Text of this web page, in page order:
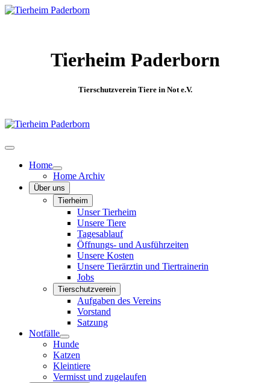
Tierheim Paderborn
Tierschutzverein Tiere in Not e.V.
Home
Home Archiv
Über uns
Tierheim
Unser Tierheim
Unsere Tiere
Tagesablauf
Öffnungs- und Ausführzeiten
Unsere Kosten
Unsere Tierärztin und Tiertrainerin
Jobs
Tierschutzverein
Aufgaben des Vereins
Vorstand
Satzung
Notfälle
Hunde
Katzen
Kleintiere
Vermisst und zugelaufen